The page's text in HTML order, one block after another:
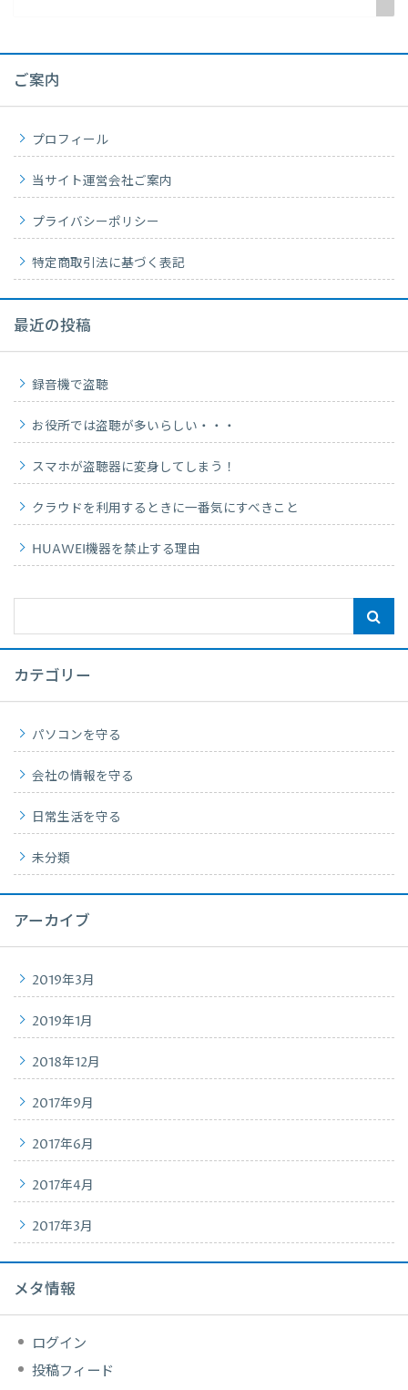
ご案内
プロフィール
当サイト運営会社ご案内
プライバシーポリシー
特定商取引法に基づく表記
最近の投稿
録音機で盗聴
お役所では盗聴が多いらしい・・・
スマホが盗聴器に変身してしまう！
クラウドを利用するときに一番気にすべきこと
HUAWEI機器を禁止する理由
カテゴリー
パソコンを守る
会社の情報を守る
日常生活を守る
未分類
アーカイブ
2019年3月
2019年1月
2018年12月
2017年9月
2017年6月
2017年4月
2017年3月
メタ情報
ログイン
投稿フィード